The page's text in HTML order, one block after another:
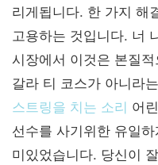
리게됩니다. 한 가지 해
고용하는 것입니다. 너
시장에서 이것은 본질
갈라 티 코스가 아니라
스트링을 치는 소리 어
선수를 사기위한 유일
미있었습니다. 당신이